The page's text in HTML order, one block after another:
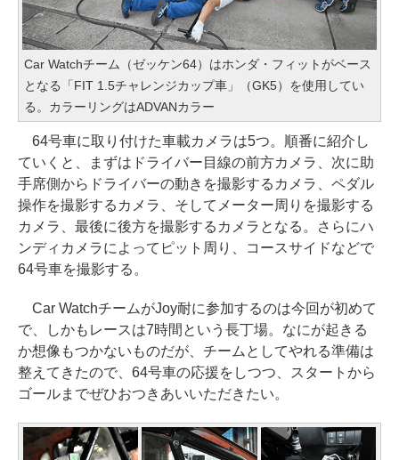
Car Watchチーム（ゼッケン64）はホンダ・フィットがベース
となる「FIT 1.5チャレンジカップ車」（GK5）を使用してい
る。カラーリングはADVANカラー
64号車に取り付けた車載カメラは5つ。順番に紹介し
ていくと、まずはドライバー目線の前方カメラ、次に助
手席側からドライバーの動きを撮影するカメラ、ペダル
操作を撮影するカメラ、そしてメーター周りを撮影する
カメラ、最後に後方を撮影するカメラとなる。さらにハ
ンディカメラによってピット周り、コースサイドなどで
64号車を撮影する。
Car WatchチームがJoy耐に参加するのは今回が初めて
で、しかもレースは7時間という長丁場。なにが起きる
か想像もつかないものだが、チームとしてやれる準備は
整えてきたので、64号車の応援をしつつ、スタートから
ゴールまでぜひおつきあいいただきたい。